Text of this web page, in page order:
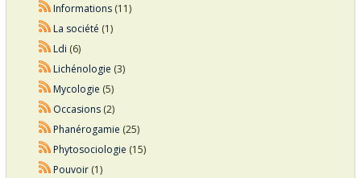
Informations(11)
La société (1)
Ldi (6)
Lichénologie (3)
Mycologie (5)
Occasions(2)
Phanérogamie (25)
Phytosociologie (15)
Pouvoir(1)